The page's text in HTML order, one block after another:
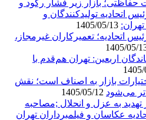
بازار زیر فشار رکود و
اتحادیه تولیدکنندگان و
اتحادیه؛ تعمیرکاران غیرمجاز،
اربعین: تهران هم‌قدم با
بازار به اصناف است؛ نقش
می‌شود
تهدید به عزل و انحلال ;مصاحبه
عکاسان و فیلمبرداران تهران